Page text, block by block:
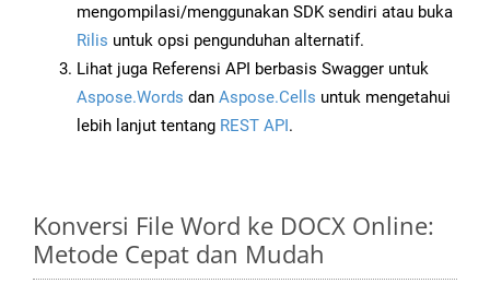
mengompilasi/menggunakan SDK sendiri atau buka
Rilis untuk opsi pengunduhan alternatif.
Lihat juga Referensi API berbasis Swagger untuk
Aspose.Words dan Aspose.Cells untuk mengetahui
lebih lanjut tentang REST API.
Konversi File Word ke DOCX Online:
Metode Cepat dan Mudah